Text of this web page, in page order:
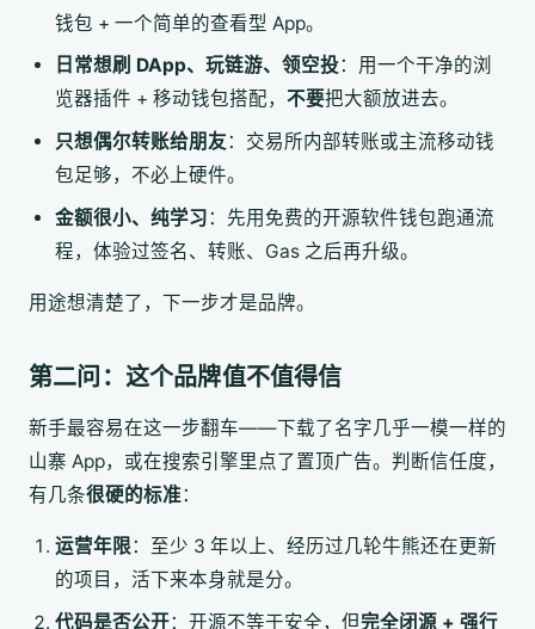
钱包 + 一个简单的查看型 App。
日常想刷 DApp、玩链游、领空投：用一个干净的浏
览器插件 + 移动钱包搭配， 不要把大额放进去。
只想偶尔转账给朋友：交易所内部转账或主流移动钱
包足够，不必上硬件。
金额很小、纯学习：先用免费的开源软件钱包跑通流
程，体验过签名、转账、Gas 之后再升级。
用途想清楚了，下一步才是品牌。
第二问：这个品牌值不值得信
新手最容易在这一步翻车——下载了名字几乎一模一样的
山寨 App，或在搜索引擎里点了置顶广告。判断信任度，
有几条很硬的标准：
运营年限：至少 3 年以上、经历过几轮牛熊还在更新
的项目，活下来本身就是分。
代码是否公开：开源不等于安全，但完全闭源 + 强行